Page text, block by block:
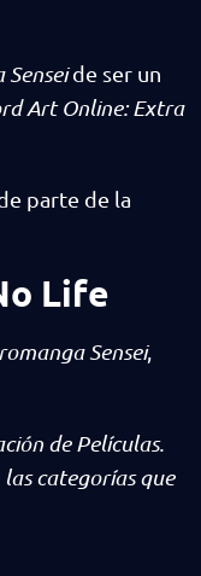
Senseide ser un
Art Online: Extra
parte de la
Life
Sensei,
de Películas.
categorías que